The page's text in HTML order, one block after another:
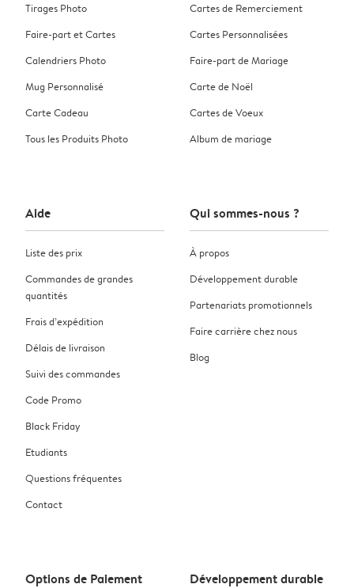
Tirages Photo
Faire-part et Cartes
Calendriers Photo
Mug Personnalisé
Carte Cadeau
Tous les Produits Photo
Cartes de Remerciement
Cartes Personnalisées
Faire-part de Mariage
Carte de Noël
Cartes de Voeux
Album de mariage
Aide
Liste des prix
Commandes de grandes
quantités
Frais d’expédition
Délais de livraison
Suivi des commandes
Code Promo
Black Friday
Etudiants
Questions fréquentes
Contact
Qui sommes-nous ?
À propos
Développement durable
Partenariats promotionnels
Faire carrière chez nous
Blog
Options de Paiement Développement durable